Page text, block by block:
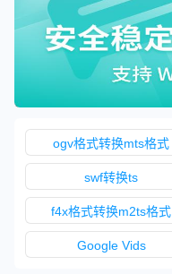
ogv格式转换mts格式
swf转换ts
f4x格式转换m2ts格式
Google Vids